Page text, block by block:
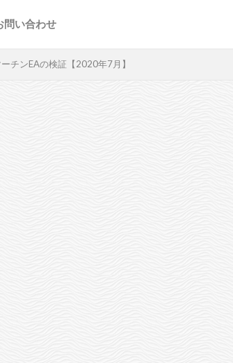
問い合わせ
チンEAの検証【2020年7月】